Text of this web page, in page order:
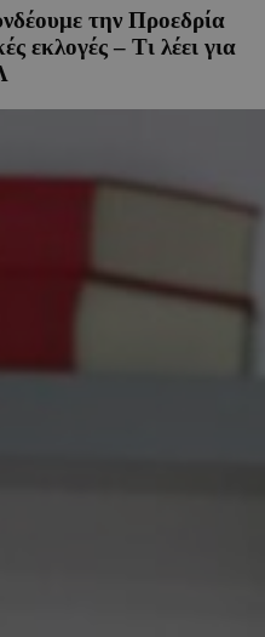
την Προεδρία
εκλογές – Τι λέει για